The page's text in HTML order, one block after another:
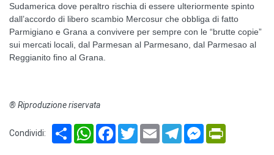
Sudamerica dove peraltro rischia di essere ulteriormente spinto
dall’accordo di libero scambio Mercosur che obbliga di fatto
Parmigiano e Grana a convivere per sempre con le “brutte copie”
sui mercati locali, dal Parmesan al Parmesano, dal Parmesao al
Reggianito fino al Grana.
® Riproduzione riservata
Condividi: Share WhatsAppFacebook
TwitterEmail TelegramMessenger